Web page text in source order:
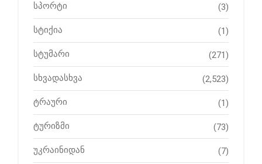
სპორტი (3)
სტიქია (1)
სტუმარი (271)
სხვადასხვა (2,523)
ტრაური (1)
ტურიზმი (73)
უკრაინიდან (7)